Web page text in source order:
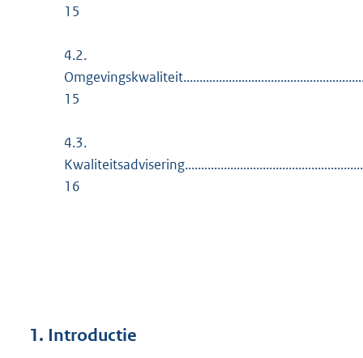
15
4.2.
15
4.3.
16
1. Introductie